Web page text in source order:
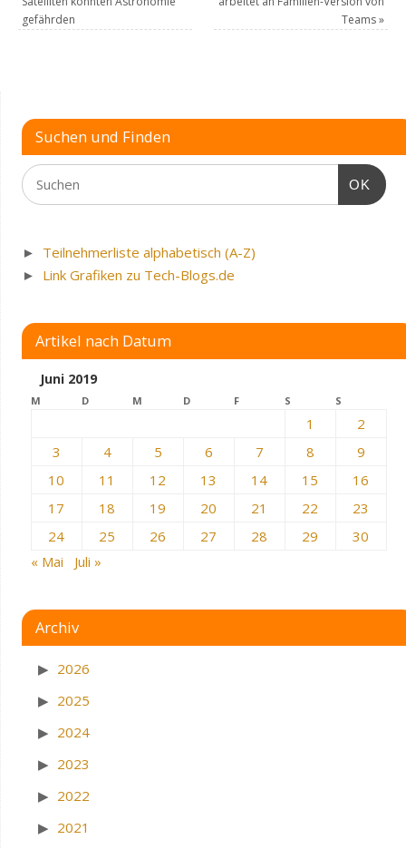
gefährden
Teams»
Suchen und Finden
OK
► Teilnehmerliste alphabetisch (A-Z)
► Link Grafiken zu Tech-Blogs.de
Artikel nach Datum
Juni 2019
M D M D F S S
1
2
3
4 5 6 7 8
9
10
11 12 13 14 15
16
17
18 19 20 21 22
23
24
25 26 27 28 29
30
« Mai
Juli »
Archiv
2026
2025
2024
2023
2022
2021